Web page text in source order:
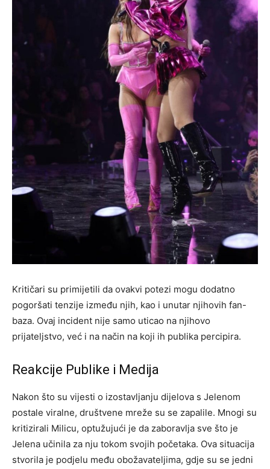
Kritičari su primijetili da ovakvi potezi mogu dodatno
pogoršati tenzije između njih, kao i unutar njihovih fan-
baza. Ovaj incident nije samo uticao na njihovo
prijateljstvo, već i na način na koji ih publika percipira.
Reakcije Publike i Medija
Nakon što su vijesti o izostavljanju dijelova s Jelenom
postale viralne, društvene mreže su se zapalile. Mnogi su
kritizirali Milicu, optužujući je da zaboravlja sve što je
Jelena učinila za nju tokom svojih početaka. Ova situacija
stvorila je podjelu među obožavateljima, gdje su se jedni